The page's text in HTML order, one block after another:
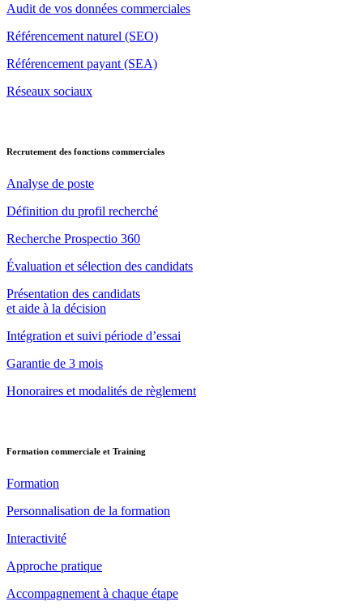
Audit de vos données commerciales
Référencement naturel (SEO)
Référencement payant (SEA)
Réseaux sociaux
Recrutement des fonctions commerciales
Analyse de poste
Définition du profil recherché
Recherche Prospectio 360
Évaluation et sélection des candidats
Présentation des candidats
et aide à la décision
Intégration et suivi période d’essai
Garantie de 3 mois
Honoraires et modalités de règlement
Formation commerciale et Training
Formation
Personnalisation de la formation
Interactivité
Approche pratique
Accompagnement à chaque étape